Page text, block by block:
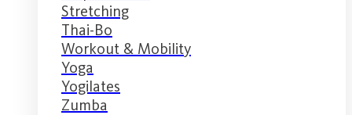
Stretching
Thai-Bo
Workout & Mobility
Yoga
Yogilates
Zumba